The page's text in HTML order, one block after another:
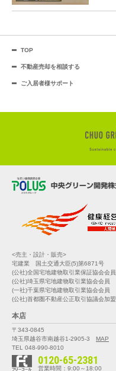
TOP
不動産売却を相談する
ご入居者様サポート
<売主・設計・販売>
宅建業 国土交通大臣(5)第6871号
(公社)全国宅地建物取引業保証協会会員
(公社)埼玉県宅地建物取引業協会会員
(一社)千葉県宅地建物取引業協会会員
(公社)首都圏不動産公正取引協議会加盟
本店
〒343-0845
埼玉県越谷市南越谷1-2905-3
MAP
TEL 048-990-8010
0120-65-2381
営業時間：9:00～18:00